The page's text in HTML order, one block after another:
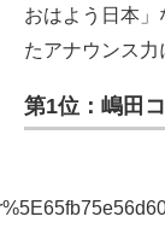
おはよう日本
たアナウンス力
第1位：嶋田